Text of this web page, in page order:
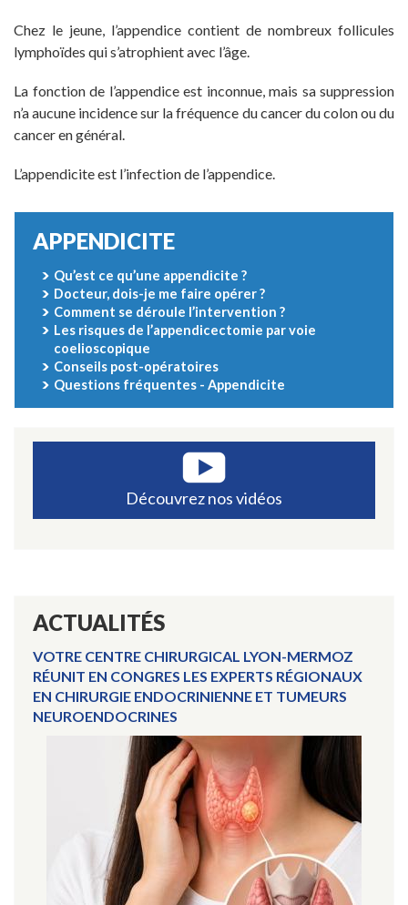
Chez le jeune, l’appendice contient de nombreux follicules
lymphoïdes qui s’atrophient avec l’âge.
La fonction de l’appendice est inconnue, mais sa suppression
n’a aucune incidence sur la fréquence du cancer du colon ou du
cancer en général.
L’appendicite est l’infection de l’appendice.
APPENDICITE
Qu’est ce qu’une appendicite ?
Docteur, dois-je me faire opérer ?
Comment se déroule l’intervention ?
Les risques de l’appendicectomie par voie
coelioscopique
Conseils post-opératoires
Questions fréquentes - Appendicite
Découvrez nos vidéos
ACTUALITÉS
VOTRE CENTRE CHIRURGICAL LYON-MERMOZ
RÉUNIT EN CONGRES LES EXPERTS RÉGIONAUX
EN CHIRURGIE ENDOCRINIENNE ET TUMEURS
NEUROENDOCRINES